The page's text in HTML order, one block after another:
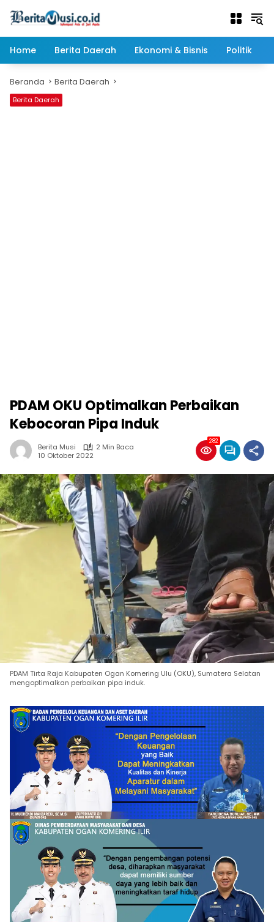
Home
Berita Daerah Ekonomi & Bisnis Politik
Beranda Berita Daerah
Berita Daerah
PDAM OKU Optimalkan Perbaikan
Kebocoran Pipa Induk
Berita Musi
2 Min Baca
10 Oktober 2022
282
PDAM Tirta Raja Kabupaten Ogan Komering Ulu (OKU), Sumatera Selatan
mengoptimalkan perbaikan pipa induk.